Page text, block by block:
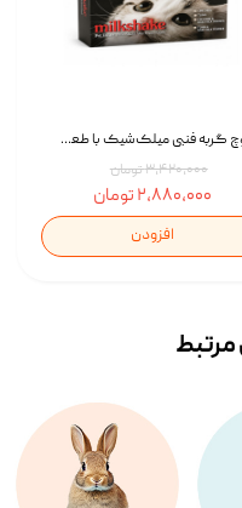
پوچ گربه فنبی میلک‌شیک با طعم مرغ Faenbei Cat Milk Shake Pouch بسته 12 عددی
۳,۴۲۰,۰۰۰ تومان
۲,۸۸۰,۰۰۰ تومان
افزودن